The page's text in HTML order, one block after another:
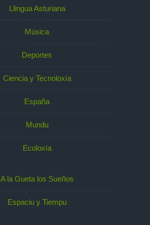
Llingua Asturiana
Música
Deportes
Ciencia y Tecnoloxía
España
Mundu
Ecoloxía
A la Gueta los Sueños
Espaciu y Tiempu